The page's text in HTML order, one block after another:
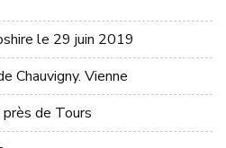
le 29 juin 2019
Chauvigny. Vienne
de Tours